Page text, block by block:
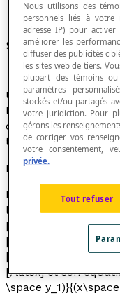
Synonyme de
Une tangente est
le point de
ce rayon est situé
tangence.
Exemple
Pour le point P(x
le cercle
[latex]{{(y\space
[/latex], la pente de
[latex]\dfrac{y\space
[/latex] et son
\space
Nous utilisons des
personnels liés à
adresse IP) pour activer
améliorer les
diffuser des publicités
les sites web de tiers.
plupart des témoins
paramètres
stockés et/ou partagés
votre juridiction. Pour
gérons les
de corriger vos
votre consentement,
privée.
Tout refuser